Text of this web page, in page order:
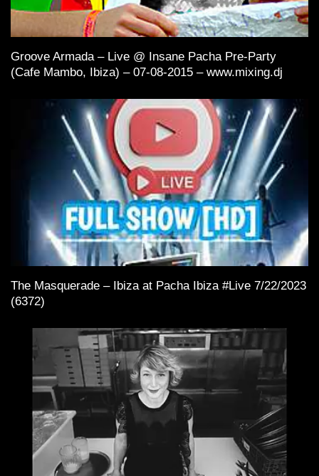
Groove Armada – Live @ Insane Pacha Pre-Party
(Cafe Mambo, Ibiza) – 07-08-2015 – www.mixing.dj
The Masquerade – Ibiza at Pacha Ibiza #Live 7/22/2023
(6372)